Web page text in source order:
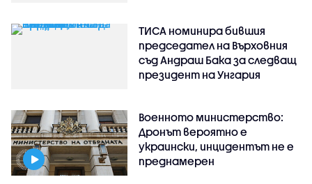
ТИСА номинира бившия
председател на Върховния
съд Андраш Бака за следващ
президент на Унгария
Военното министерство:
Дронът вероятно е
украински, инцидентът не е
преднамерен